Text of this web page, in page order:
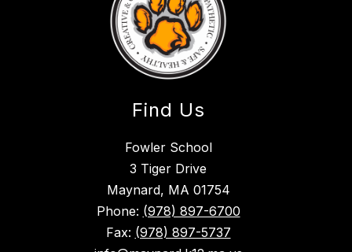
Find Us
Fowler School
3 Tiger Drive
Maynard, MA 01754
Phone: (978) 897-6700
Fax: (978) 897-5737